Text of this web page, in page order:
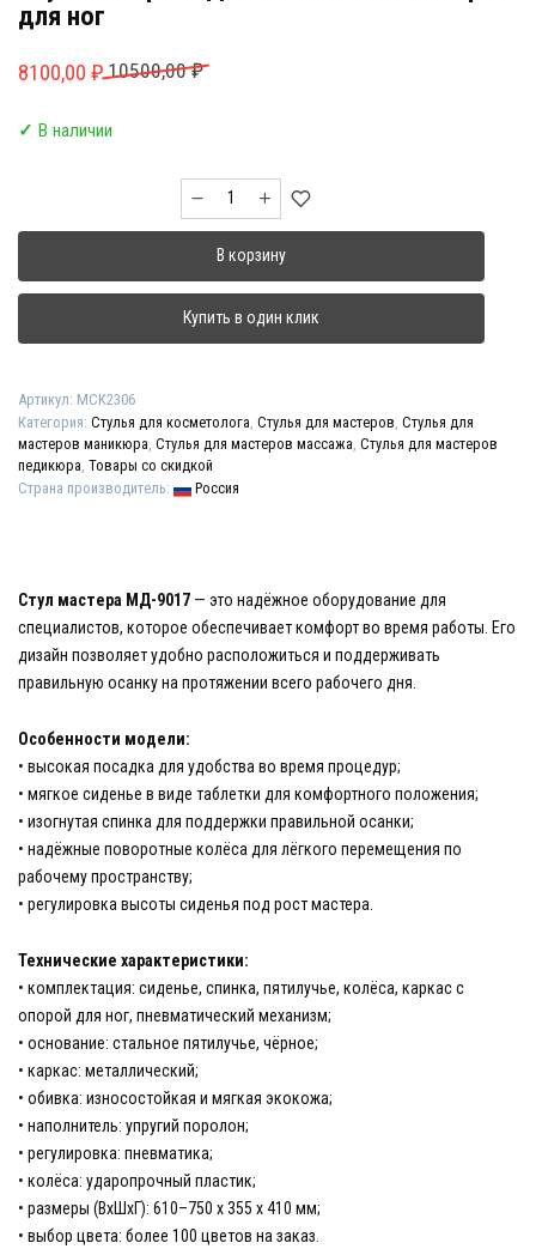
для ног
10500,00₽
Первоначальная
составляла
8100,00 ₽
Текущая
8100,00 ₽.
✓ В наличии
Количество
товара
мастера
"МД-9017"
высокий
с
ног
В корзину
Купить в один клик
Артикул: МСК2306
Категория: Стулья для косметолога Стулья для мастеров Стулья для
мастеров маникюра Стулья для мастеров массажа Стулья для мастеров
педикюра Товары со скидкой
Страна производитель:
Россия
Стул мастера МД-9017 — это надёжное оборудование для
специалистов, которое обеспечивает комфорт во время работы. Его
дизайн позволяет удобно расположиться и поддерживать
правильную осанку на протяжении всего рабочего дня.
Особенности модели:
• высокая посадка для удобства во время процедур;
• мягкое сиденье в виде таблетки для комфортного положения;
• изогнутая спинка для поддержки правильной осанки;
• надёжные поворотные колёса для лёгкого перемещения по
рабочему пространству;
• регулировка высоты сиденья под рост мастера.
Технические характеристики:
• комплектация: сиденье, спинка, пятилучье, колёса, каркас с
опорой для ног, пневматический механизм;
• основание: стальное пятилучье, чёрное;
• каркас: металлический;
• обивка: износостойкая и мягкая экокожа;
• наполнитель: упругий поролон;
• регулировка: пневматика;
• колёса: ударопрочный пластик;
• размеры (ВхШхГ): 610–750 х 355 х 410 мм;
• выбор цвета: более 100 цветов на заказ.